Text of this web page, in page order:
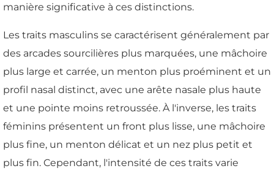
manière significative à ces distinctions.
Les traits masculins se caractérisent généralement par
des arcades sourcilières plus marquées, une mâchoire
plus large et carrée, un menton plus proéminent et un
profil nasal distinct, avec une arête nasale plus haute
et une pointe moins retroussée. À l'inverse, les traits
féminins présentent un front plus lisse, une mâchoire
plus fine, un menton délicat et un nez plus petit et
plus fin. Cependant, l'intensité de ces traits varie